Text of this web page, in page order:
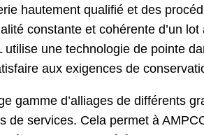
hautement qualifié et des
constante et cohérente d’un
utilise une technologie de pointe
aux exigences de
gamme d’alliages de différents
de services. Cela permet à